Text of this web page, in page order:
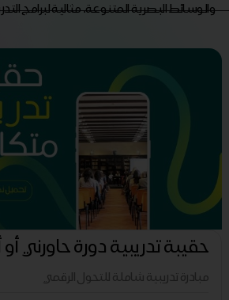
والوسائط البصرية المتنوعة. مثالية لبرامج
حقيبة تدريبية دورة حاورني
مبادرة تدريبية شاملة للتحول الرقمي